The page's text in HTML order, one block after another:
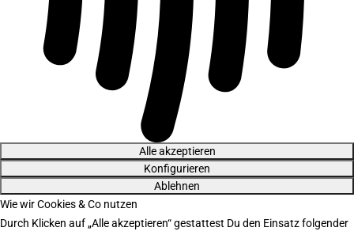
Alle akzeptieren
Konfigurieren
Ablehnen
Wie wir Cookies & Co nutzen
Durch Klicken auf „Alle akzeptieren“ gestattest Du den Einsatz folgender